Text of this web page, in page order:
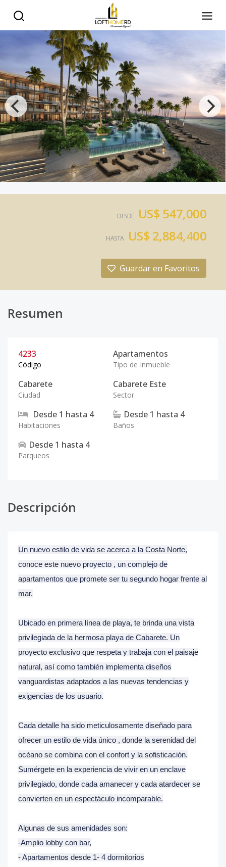
DESDE US$ 547,000
HASTA US$ 2,884,400
Guardar en Favoritos
Resumen
4233
Código
Apartamentos
Tipo de Inmueble
Cabarete
Ciudad
Cabarete Este
Sector
Desde 1 hasta 4
Habitaciones
Desde 1 hasta 4
Baños
Desde 1 hasta 4
Parqueos
Descripción
Un nuevo estilo de vida se acerca a la Costa Norte,
conoce este nuevo proyecto , un complejo de
apartamentos que promete ser tu segundo hogar frente al
mar.
Ubicado en primera línea de playa, te brinda una vista
privilegiada de la hermosa playa de Cabarete. Un
proyecto exclusivo que respeta y trabaja con el paisaje
natural, así como también implementa diseños
vanguardistas adaptados a las nuevas tendencias y
exigencias de los usuario.
Cada detalle ha sido meticulosamente diseñado para
ofrecer un estilo de vida único , donde la serenidad del
océano se combina con el confort y la sofisticación.
Sumérgete en la experiencia de vivir en un enclave
privilegiado, donde cada amanecer y cada atardecer se
convierten en un espectáculo incomparable.
Algunas de sus amenidades son:
-Amplio lobby con bar,
- Apartamentos desde 1- 4 dormitorios